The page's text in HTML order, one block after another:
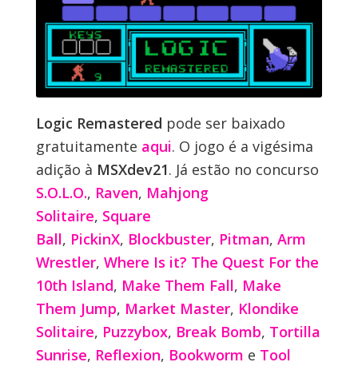
Logic Remastered pode ser baixado
gratuitamente aqui. O jogo é a vigésima
adição à MSXdev21. Já estão no concurso
S.O.L.O., Raven, Mahjong
Solitaire, Square
Ball, PickinX, Blockbuster, Pitman, Arm
Wrestler, Where Is it? The Quest For the
10th Island, Make Them Fall, Make
Them Jump, Market Master, Klondike
Solitaire, Puzzybox, Break Bomb, Tortilla
Sunrise, Reflexion, Bookworm e Tool